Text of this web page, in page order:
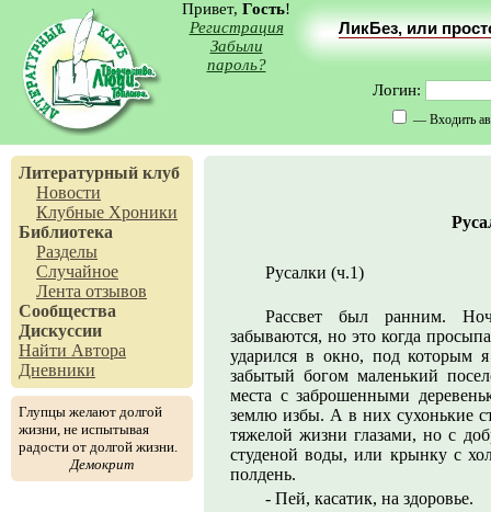
Привет, Гость!
Регистрация
Забыли
пароль?
ЛикБез, или
Логин:
— Входить
Литературный клуб
Новости
Клубные Хроники
Библиотека
Разделы
Случайное
Лента отзывов
Сообщества
Дискуссии
Найти Автора
Дневники
Глупцы желают долгой
жизни, не испытывая
радости от долгой жизни.
Демокрит
Русалки (ч.1)
Рассвет был ранним.
забываются, но это когда
ударился в окно, под которым
забытый богом маленький
места с заброшенными
землю избы. А в них сухонькие
тяжелой жизни глазами, но с
студеной воды, или крынку с
полдень.
- Пей, касатик, на здоровье.